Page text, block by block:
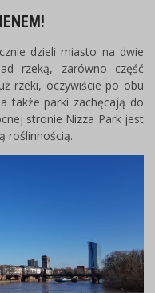
dzieli miasto na dwie
rzeką, zarówno część
rzeki, oczywiście po obu
także parki zachęcają do
stronie Nizza Park jest
roślinnością.